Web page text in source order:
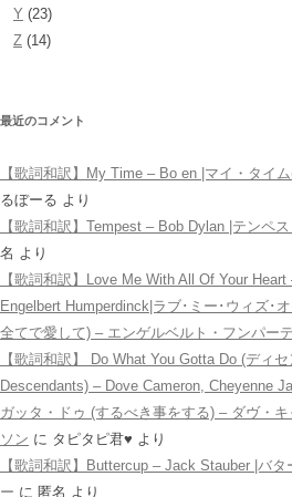
Y (23)
Z (14)
最近のコメント
【歌詞和訳】My Time – Bo en |マイ・タイ
るぼーる より
【歌詞和訳】Tempest – Bob Dylan |テンペ
名 より
【歌詞和訳】Love Me With All Of Your
Engelbert Humperdinck|ラブ･ミー･ウィズ･
全てで愛して) – エンゲルベルト・フンパー
【歌詞和訳】 Do What You Gotta Do (ディ
Descendants) – Dove Cameron, Cheyenne
ガッタ・ドゥ (するべき事をする) – ダヴ・
ソン に タピタピ君♥️ より
【歌詞和訳】Buttercup – Jack Stauber |バ
ー に 匿名 より